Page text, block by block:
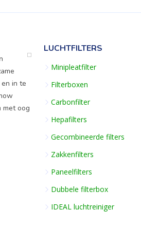
in te
met oog
LUCHTFILTERS
Minipleatfilter
Filterboxen
Carbonfilter
Hepafilters
Gecombineerde filters
Zakkenfilters
Paneelfilters
Dubbele filterbox
IDEAL luchtreiniger